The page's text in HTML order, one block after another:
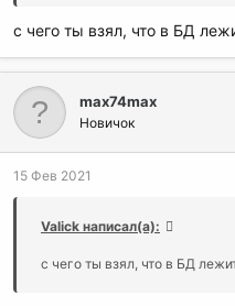
с чего ты взял, что в БД
max74max
Новичок
15 Фев 2021
Valick написал(а):
с чего ты взял, что в БД